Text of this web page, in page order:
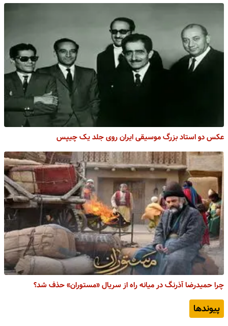
عکس دو استاد بزرگ موسیقی ایران روی جلد یک چیپس
چرا حمیدرضا آذرنگ در میانه راه از سریال «مستوران» حذف شد؟
پیوندها